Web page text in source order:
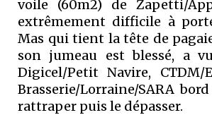
voile (60m2) de Zapetti/
extrêmement difficile à
Mas qui tient la tête de
son jumeau est blessé, a
Digicel/Petit Navire, CTDM/
Brasserie/Lorraine/SARA
rattraper puis le dépasser.